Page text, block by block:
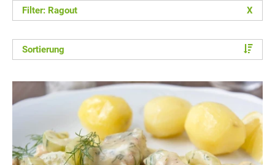
Filter: Ragout X
Sortierung